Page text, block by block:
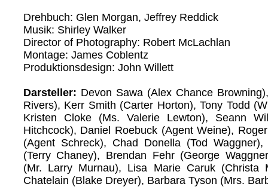
Drehbuch: Glen Morgan, Jeffrey Reddick
Musik: Shirley Walker
Director of Photography: Robert McLachlan
Montage: James Coblentz
Produktionsdesign: John Willett
Darsteller: Devon Sawa (Alex Chance
Rivers), Kerr Smith (Carter Horton), Tony Todd
Kristen Cloke (Ms. Valerie Lewton), Seann
Hitchcock), Daniel Roebuck (Agent Weine),
(Agent Schreck), Chad Donella (Tod
(Terry Chaney), Brendan Fehr (George
(Mr. Larry Murnau), Lisa Marie Caruk (Christa
Chatelain (Blake Dreyer), Barbara Tyson (Mrs.